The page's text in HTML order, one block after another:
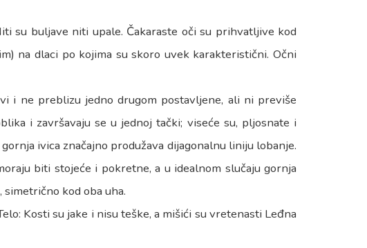
su buljave niti upale. Čakaraste oči su prihvatljive kod
na dlaci po kojima su skoro uvek karakteristični. Očni
i ne preblizu jedno drugom postavljene, ali ni previše
i završavaju se u jednoj tački; viseće su, pljosnate i
ivica značajno produžava dijagonalnu liniju lobanje.
biti stojeće i pokretne, a u idealnom slučaju gornja
kod oba uha.
Kosti su jake i nisu teške, a mišići su vretenasti Leđna